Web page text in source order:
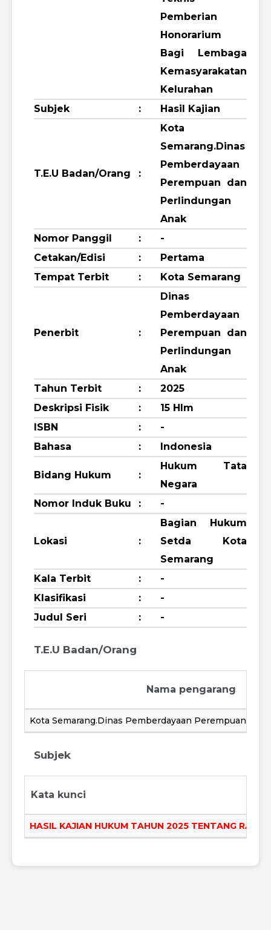
Pemberian
Honorarium
Bagi Lembaga
Kemasyarakatan
Kelurahan
Subjek
: Hasil Kajian
T.E.U Badan/Orang :
Kota
Semarang.Dinas
Pemberdayaan
Perempuan dan
Perlindungan
Anak
Nomor Panggil
:
-
Cetakan/Edisi
:
Pertama
Tempat Terbit
: Kota Semarang
Penerbit :
Dinas
Pemberdayaan
Perempuan dan
Perlindungan
Anak
Tahun Terbit
:
2025
Deskripsi Fisik
:
15 Hlm
ISBN
:
-
Bahasa
: Indonesia
Bidang Hukum :
Hukum Tata
Negara
Nomor Induk Buku
: -
Lokasi :
Bagian Hukum
Setda Kota
Semarang
Kala Terbit
:
-
Klasifikasi
:
-
Judul Seri
: -
T.E.U Badan/Orang
Nama pengarang
Kota Semarang.Dinas Pemberdayaan Perempuan dan
Subjek
Kata kunci
HASIL KAJIAN HUKUM TAHUN 2025 TENTANG